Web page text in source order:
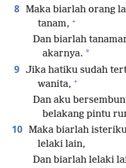
8 Maka biarlah orang
tanam, +
Dan biarlah
akarnya. *
9 Jika hatiku sudah
wanita, +
Dan aku
belakang pintu
10 Maka biarlah
lelaki lain,
Dan biarlah lelaki